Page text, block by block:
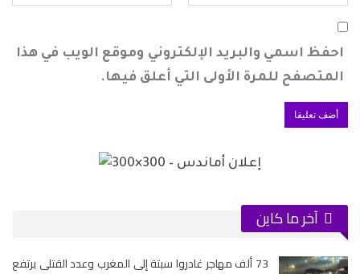
احفظ اسمي والبريد الإلكتروني وموقع الويب في هذا
المتصفح للمرة الأولى التي أعلق فيها.
آخر ما كاين
73 ألف مهاجر غادروا سبتة إلى المغرب وعدد القتلى يرتفع